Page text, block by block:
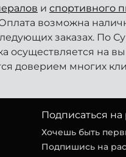
и спортивного
возможна
заказах. По
осуществляется на
доверием многих
Подписаться на
Хочешь быть
Подпишись на